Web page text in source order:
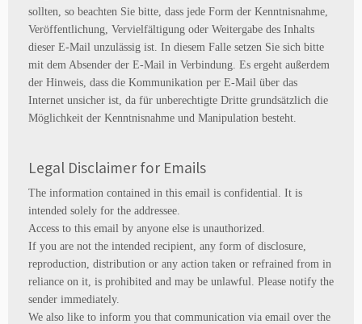
sollten, so beachten Sie bitte, dass jede Form der Kenntnisnahme,
Veröffentlichung, Vervielfältigung oder Weitergabe des Inhalts
dieser E-Mail unzulässig ist. In diesem Falle setzen Sie sich bitte
mit dem Absender der E-Mail in Verbindung. Es ergeht außerdem
der Hinweis, dass die Kommunikation per E-Mail über das
Internet unsicher ist, da für unberechtigte Dritte grundsätzlich die
Möglichkeit der Kenntnisnahme und Manipulation besteht.
Legal Disclaimer for Emails
The information contained in this email is confidential. It is
intended solely for the addressee.
Access to this email by anyone else is unauthorized.
If you are not the intended recipient, any form of disclosure,
reproduction, distribution or any action taken or refrained from in
reliance on it, is prohibited and may be unlawful. Please notify the
sender immediately.
We also like to inform you that communication via email over the